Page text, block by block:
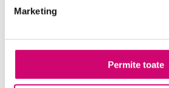
Marketing
Permite toate
PowerPoint 2019 – Noțiuni de bază